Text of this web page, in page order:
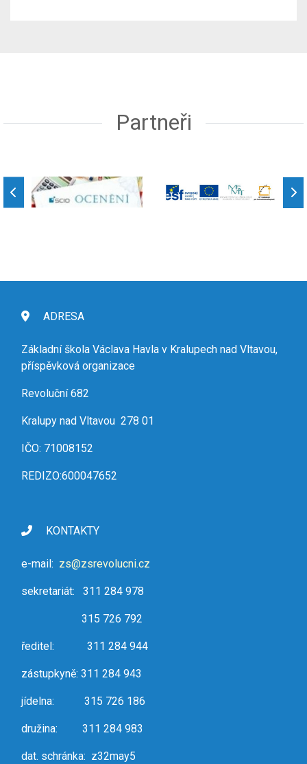
Partneři
ADRESA
Základní škola Václava Havla v Kralupech nad Vltavou,
příspěvková organizace
Revoluční 682
Kralupy nad Vltavou 278 01
IČO: 71008152
REDIZO:600047652
KONTAKTY
e-mail: zs@zsrevolucni.cz
sekretariát: 311 284 978
315 726 792
ředitel: 311 284 944
zástupkyně: 311 284 943
jídelna: 315 726 186
družina: 311 284 983
dat. schránka: z32may5